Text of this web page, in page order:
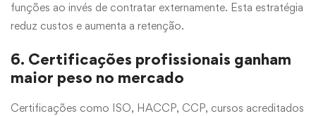
funções ao invés de contratar externamente. Esta estratégia
reduz custos e aumenta a retenção.
6. Certificações profissionais ganham
maior peso no mercado
Certificações como ISO, HACCP, CCP, cursos acreditados